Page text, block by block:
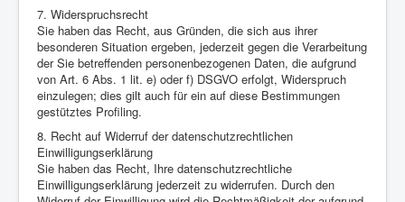
7. Widerspruchsrecht
Sie haben das Recht, aus Gründen, die sich aus ihrer
besonderen Situation ergeben, jederzeit gegen die Verarbeitung
der Sie betreffenden personenbezogenen Daten, die aufgrund
von Art. 6 Abs. 1 lit. e) oder f) DSGVO erfolgt, Widerspruch
einzulegen; dies gilt auch für ein auf diese Bestimmungen
gestütztes Profiling.
8. Recht auf Widerruf der datenschutzrechtlichen
Einwilligungserklärung
Sie haben das Recht, Ihre datenschutzrechtliche
Einwilligungserklärung jederzeit zu widerrufen. Durch den